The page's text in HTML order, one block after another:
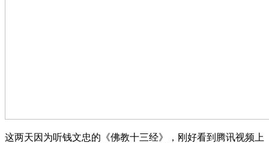
这两天因为听钱文忠的《佛教十三经》，刚好看到腾讯视频上